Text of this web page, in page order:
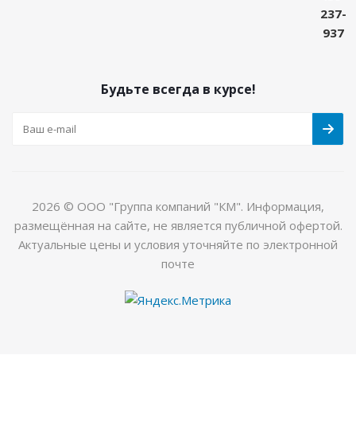
237-
937
Будьте всегда в курсе!
2026 © ООО "Группа компаний "КМ". Информация,
размещённая на сайте, не является публичной офертой.
Актуальные цены и условия уточняйте по электронной
почте